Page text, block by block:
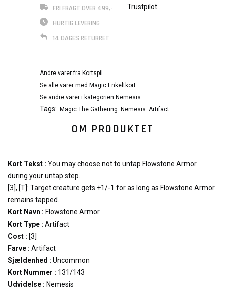
FRI FRAGT OVER 499,-
HURTIG LEVERING
14 DAGES RETURRET
Trustpilot
Andre varer fra Kortspil
Se alle varer med Magic Enkeltkort
Se andre varer i kategorien Nemesis
Tags: Magic The Gathering Nemesis Artifact
OM PRODUKTET
Kort Tekst : You may choose not to untap Flowstone Armor
during your untap step.
[3], [T]: Target creature gets +1/-1 for as long as Flowstone Armor
remains tapped.
Kort Navn : Flowstone Armor
Kort Type : Artifact
Cost : [3]
Farve : Artifact
Sjældenhed : Uncommon
Kort Nummer : 131/143
Udvidelse : Nemesis